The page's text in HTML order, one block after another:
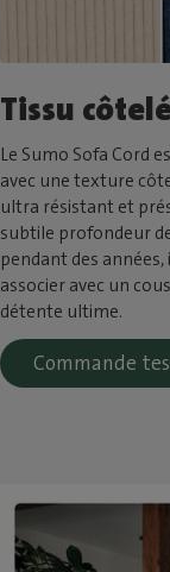
Tissu
Le Sumo Sofa Cord
avec une texture
ultra résistant et
subtile profondeur
pendant des
associer avec un
détente ultime.
Commande